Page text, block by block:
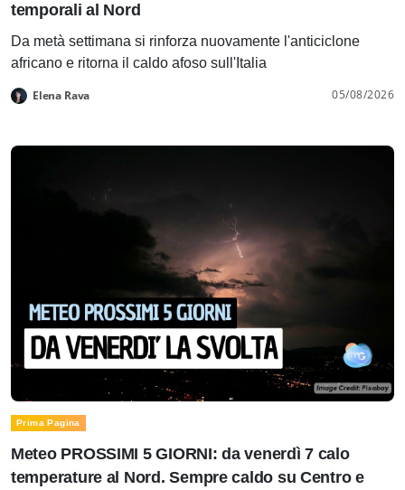
temporali al Nord
Da metà settimana si rinforza nuovamente l'anticiclone
africano e ritorna il caldo afoso sull'Italia
Elena Rava 05/08/2026
Prima Pagina
Meteo PROSSIMI 5 GIORNI: da venerdì 7 calo
temperature al Nord. Sempre caldo su Centro e